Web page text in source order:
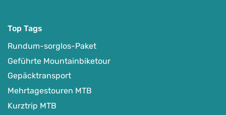
Top Tags
Rundum-sorglos-Paket
Geführte Mountainbiketour
Gepäcktransport
Mehrtagestouren MTB
Kurztrip MTB